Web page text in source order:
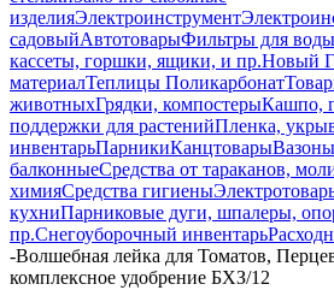
изделияЭлектроинструмент
садовыйАвтотоварыФильтры для воды
кассеты, горшки, ящики, и пр.Новый
материалТеплицы Поликарбонат
животныхГрядки, компостерыКашпо,
поддержки для растенийПленка,
инвентарьПарникиКанцтовары
балконныеСредства от тараканов,
химияСредства гигиены
кухниПарниковые дуги, шпалеры,
пр.Снегоуборочный инвентарь
-Волшебная лейка для Томатов,
комплексное удобрение БХЗ/12